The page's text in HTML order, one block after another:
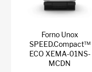
Forno Unox
SPEED.Compact™
ECO XEMA-01NS-
MCDN